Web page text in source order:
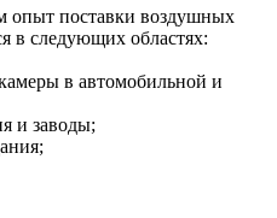
поставки воздушных
в следующих областях:
в автомобильной и
и заводы;